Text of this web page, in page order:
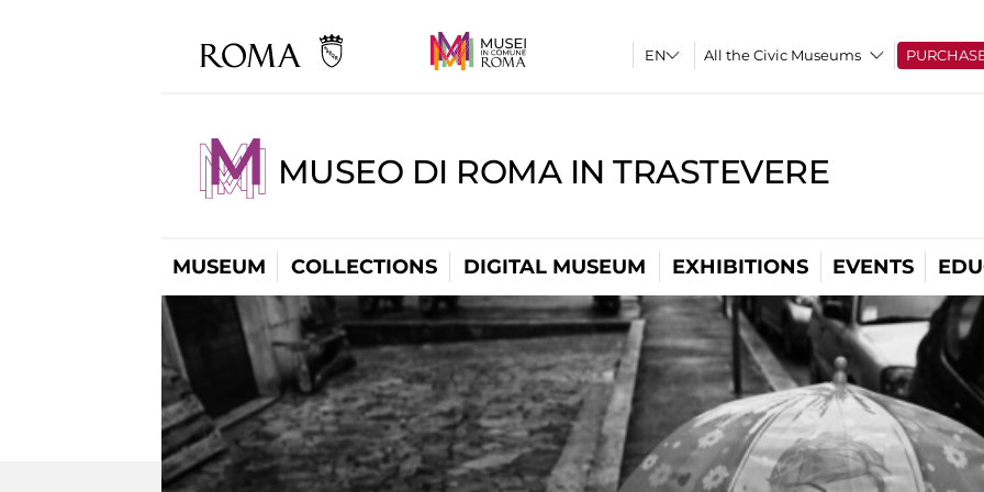
All the Civic Museums
MUSEO DI ROMA IN TRASTEVERE
MUSEUM COLLECTIONS DIGITAL MUSEUM EXHIBITIONS EVENTS